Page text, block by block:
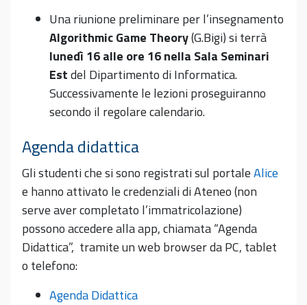
Una riunione preliminare per l’insegnamento
Algorithmic Game Theory(G.Bigi) si terrà
lunedì 16 alle ore 16 nella Sala Seminari
Estdel Dipartimento di Informatica.
Successivamente le lezioni proseguiranno
secondo il regolare calendario.
Agenda didattica
Gli studenti che si sono registrati sul portaleAlice
e hanno attivato le credenziali di Ateneo (non
serve aver completato l’immatricolazione)
possono accedere alla app, chiamata “Agenda
Didattica”, tramite un web browser da PC, tablet
o telefono:
Agenda Didattica